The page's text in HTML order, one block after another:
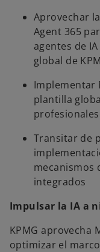
s
t
n
u
Aprovechar
Agent 365
agentes de
global de
Implementar
plantilla
profesionales
Transitar de
mecanismos
integrados
Impulsar la IA a
KPMG aprovecha
optimizar el